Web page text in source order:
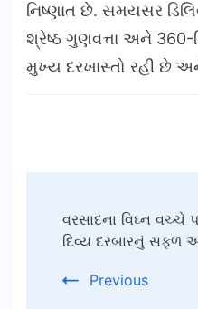
નિષ્ણાત છે. સમયસર
શ્રેષ્ઠ ગુણવત્તા અને 360-
મુખ્ય દરખાસ્તો રહી છે
Navigation
વરસાદના વિઘ્ન વચ્ચે
દિવ્ય દરબારનું સફળ
Previous